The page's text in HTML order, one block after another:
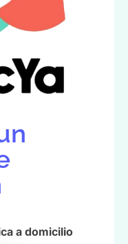
a domicilio